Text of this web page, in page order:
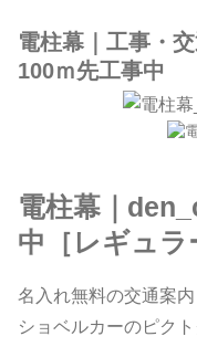
電柱幕｜工事・
100ｍ先工事中
電柱幕｜
中［レギュラ
名入れ無料の交通案
ショベルカーのピク